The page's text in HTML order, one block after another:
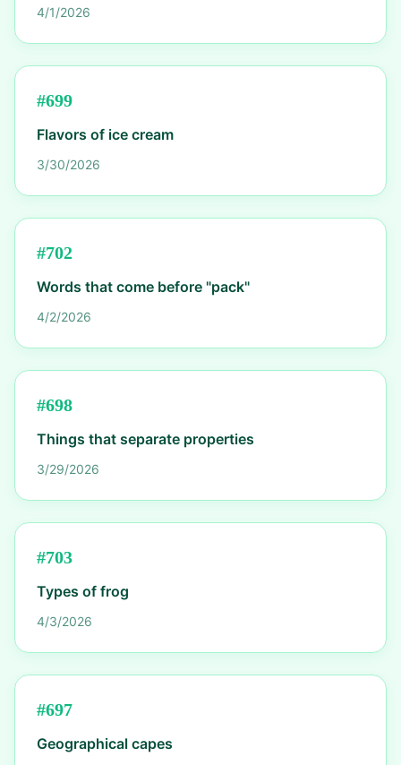
4/1/2026
#699
Flavors of ice cream
3/30/2026
#702
Words that come before "pack"
4/2/2026
#698
Things that separate properties
3/29/2026
#703
Types of frog
4/3/2026
#697
Geographical capes